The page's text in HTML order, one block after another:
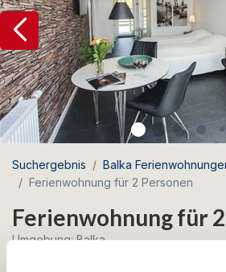
Suchergebnis
Balka
Ferienwohnung für 2 Personen
Ferienwohnung für
Umgebung: Balka